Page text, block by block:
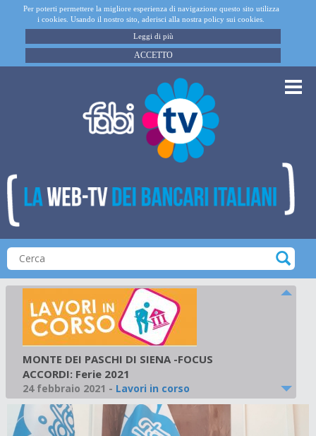
Per poterti permettere la migliore esperienza di navigazione questo sito utilizza
i cookies. Usando il nostro sito, aderisci alla nostra policy sui cookies.
Leggi di più
ACCETTO
MONTE DEI PASCHI DI SIENA -FOCUS
ACCORDI: Ferie 2021
24 febbraio 2021 - Lavori in corso